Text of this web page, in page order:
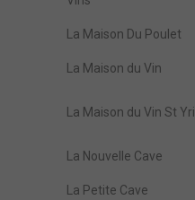
La Maison Du Poulet
La Maison du Vin
La Maison du Vin St
La Nouvelle Cave
La Petite Cave